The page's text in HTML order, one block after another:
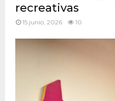
recreativas
15 junio, 2026 10